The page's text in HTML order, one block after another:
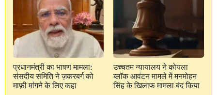
प्रधानमंत्री का भाषण मामला:
संसदीय समिति ने ज़करबर्ग को
माफ़ी मांगने के लिए कहा
उच्चतम न्यायालय ने कोयला
ब्लॉक आवंटन मामले में मनमोहन
सिंह के खिलाफ मामला बंद किया